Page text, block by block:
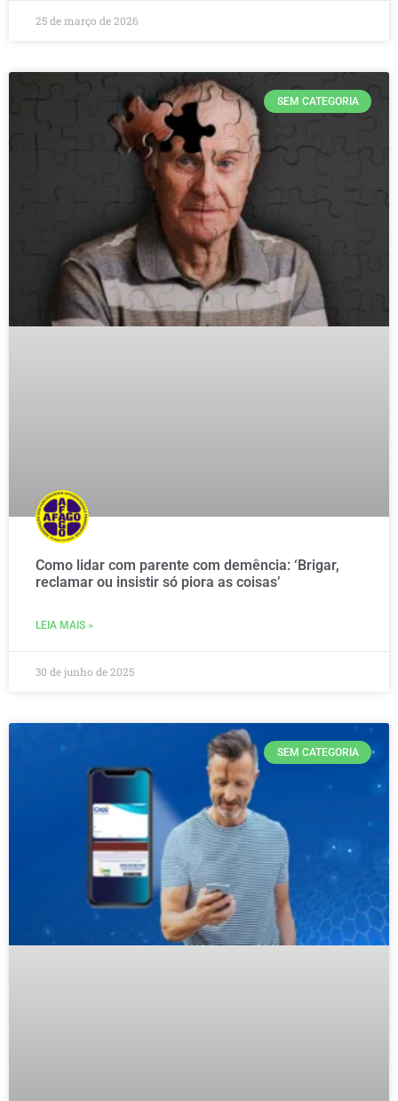
25 de março de 2026
SEM CATEGORIA
Como lidar com parente com demência: ‘Brigar,
reclamar ou insistir só piora as coisas’
LEIA MAIS »
30 de junho de 2025
SEM CATEGORIA